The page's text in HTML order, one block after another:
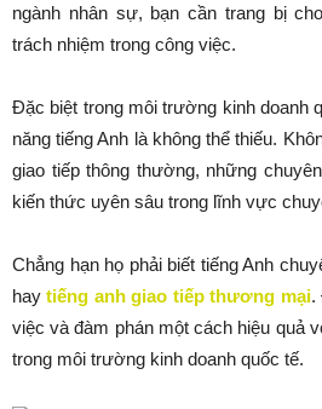
ngành nhân sự, bạn cần trang bị
trách nhiệm trong công việc.
Đặc biệt trong môi trường kinh doanh
năng tiếng Anh là không thể thiếu.
giao tiếp thông thường, những
kiến thức uyên sâu trong lĩnh vực
Chẳng hạn họ phải biết tiếng Anh
haytiếng anh giao tiếp thương mại.
việc và đàm phán một cách hiệu quả
trong môi trường kinh doanh quốc tế.